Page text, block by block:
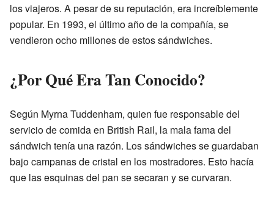
los viajeros. A pesar de su reputación, era increíblemente
popular. En 1993, el último año de la compañía, se
vendieron ocho millones de estos sándwiches.
¿Por Qué Era Tan Conocido?
Según Myrna Tuddenham, quien fue responsable del
servicio de comida en British Rail, la mala fama del
sándwich tenía una razón. Los sándwiches se guardaban
bajo campanas de cristal en los mostradores. Esto hacía
que las esquinas del pan se secaran y se curvaran.